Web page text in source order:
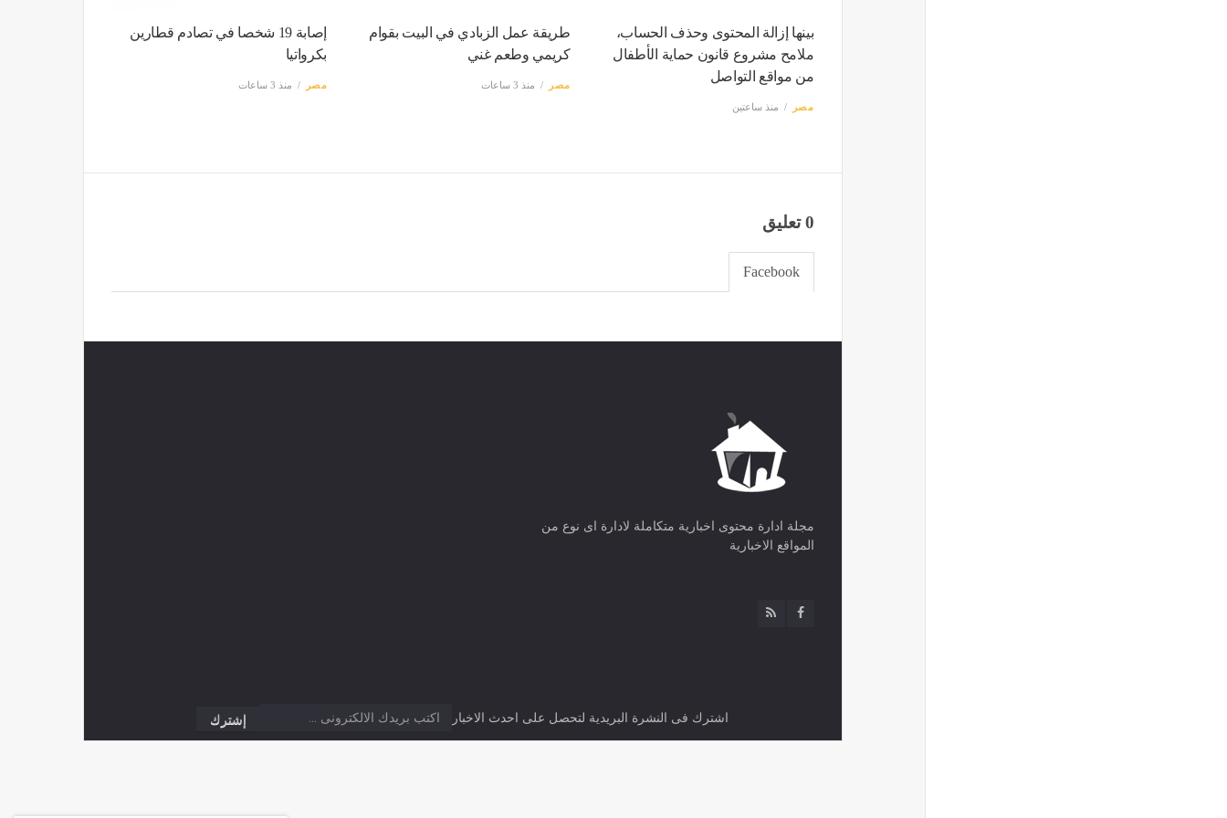
بينها إزالة المحتوى وحذف الحساب،
ملامح مشروع قانون حماية الأطفال
من مواقع التواصل
مصر منذ ساعتين
طريقة عمل الزبادي في البيت بقوام
كريمي وطعم غني
مصر منذ 3 ساعات
إصابة 19 شخصا في تصادم قطارين
بكرواتيا
مصر منذ 3 ساعات
0 تعليق
Facebook
مجلة ادارة محتوى اخبارية متكاملة لادارة اى نوع من
المواقع الاخبارية
اشترك فى النشرة البريدية لتحصل على احدث الاخبار